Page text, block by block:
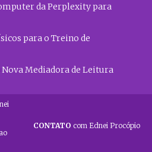
da Perplexity para
para o Treino de
Mediadora de Leitura
CONTATO com Ednei Procópio